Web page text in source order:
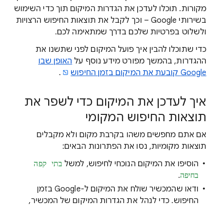
מקורות. תוכלו לעדכן את הגדרות המיקום תוך כדי השימוש
בשירותי Google – וכך לקבל את תוצאות החיפוש הרצויות
ולשלוט בפרטיות שלכם בדרך שמתאימה לכם.
כדי שתוכלו להבין איך פועל המיקום לפני שתשנו את
ההגדרות, בהמשך מפורט מידע נוסף על האופן שבו
Google קובעת את המיקום בזמן החיפוש
.
איך לעדכן את המיקום כדי לשפר את
תוצאות החיפוש המקומי
אם אתם מחפשיםמשהו בקרבת מקום ולא מקבלים
תוצאות מקומיות, נסו את הפתרונות הבאים:
הוסיפו את המיקום הנוכחי לחיפוש, למשל בתי קפה
בחיפה.
ודאו שהמכשיר שולח את המיקום ל-Google בזמן
החיפוש. כדי לנהל את הגדרות המיקום של המכשיר,